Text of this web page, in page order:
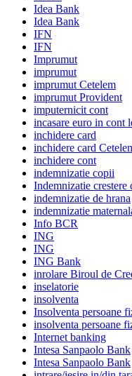
Idea Bank
Idea Bank
IFN
IFN
Imprumut
imprumut
imprumut Cetelem
imprumut Provident
imputernicit cont
incasare euro in cont
inchidere card
inchidere card
inchidere cont
indemnizatie copii
Indemnizatie crestere
indemnizatie de hrana
indemnizatie
Info BCR
ING
ING
ING Bank
inrolare Biroul de
inselatorie
insolventa
Insolventa persoane
insolventa persoane
Internet banking
Intesa Sanpaolo Bank
Intesa Sanpaolo Bank